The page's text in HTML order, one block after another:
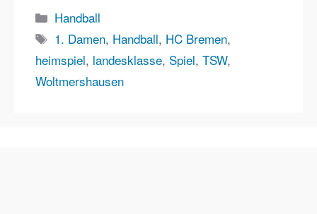
Kategorien
Handball
Schlagwörter
1. Damen, Handball, HC Bremen,
heimspiel, landesklasse, Spiel, TSW,
Woltmershausen